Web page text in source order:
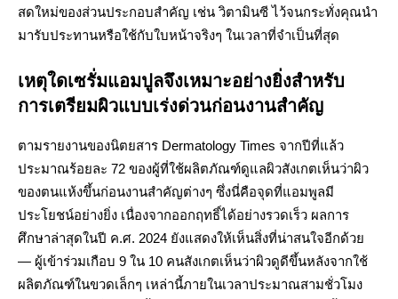
สดใหม่ของส่วนประกอบสำคัญ เช่น วิตามินซี ไว้จนกระทั่งคุณนำ
มารับประทานหรือใช้กับใบหน้าจริงๆ ในเวลาที่จำเป็นที่สุด
เหตุใดเซรั่มแอมปูลจึงเหมาะอย่างยิ่งสำหรับ
การเตรียมผิวแบบเร่งด่วนก่อนงานสำคัญ
ตามรายงานของนิตยสาร Dermatology Times จากปีที่แล้ว
ประมาณร้อยละ 72 ของผู้ที่ใช้ผลิตภัณฑ์ดูแลผิวสังเกตเห็นว่าผิว
ของตนแห้งขึ้นก่อนงานสำคัญต่างๆ ซึ่งนี่คือจุดที่แอมพูลมี
ประโยชน์อย่างยิ่ง เนื่องจากออกฤทธิ์ได้อย่างรวดเร็ว ผลการ
ศึกษาล่าสุดในปี ค.ศ. 2024 ยังแสดงให้เห็นสิ่งที่น่าสนใจอีกด้วย
— ผู้เข้าร่วมเกือบ 9 ใน 10 คนสังเกตเห็นว่าผิวดูดีขึ้นหลังจากใช้
ผลิตภัณฑ์ในขวดเล็กๆ เหล่านี้ภายในเวลาประมาณสามชั่วโมง